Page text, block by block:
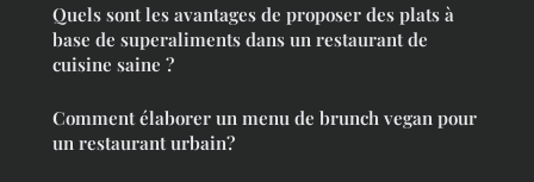
Quels sont les avantages de proposer des plats à
base de superaliments dans un restaurant de
cuisine saine ?
Comment élaborer un menu de brunch vegan pour
un restaurant urbain?